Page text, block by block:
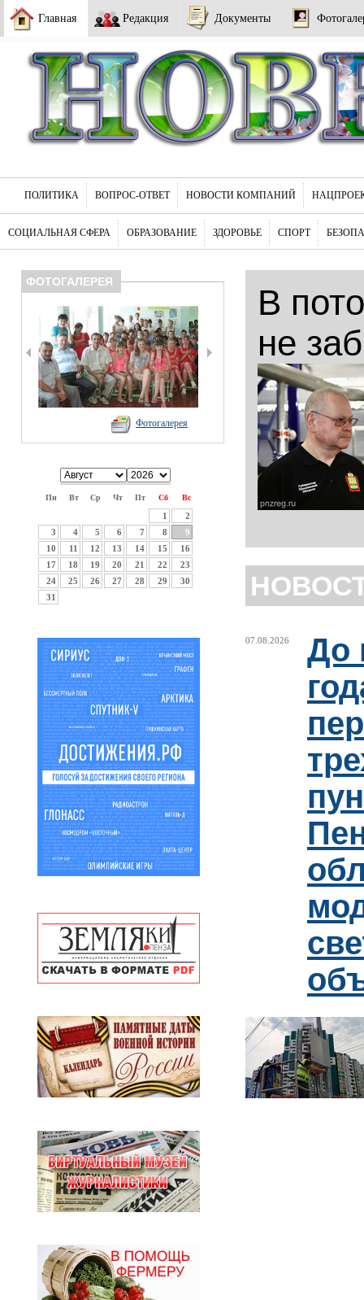
Главная Редакция Документы
ПОЛИТИКА ВОПРОС-ОТВЕТ НОВОСТИ КОМПАНИЙ
СОЦИАЛЬНАЯ СФЕРА ОБРАЗОВАНИЕ ЗДОРОВЬЕ СПОРТ
ФОТОГАЛЕРЕЯ
Фотогалерея
Пн Вт Ср Чт Пт Сб Вс
1
2
3
4 5 6 7 8
9
10
11 12 13 14 15
16
17
18 19 20 21 22
23
24
25 26 27 28 29
30
31
В
не
07.08.2026
До